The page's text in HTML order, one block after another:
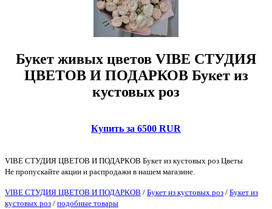
Букет живых цветов VIBE СТУДИЯ
ЦВЕТОВ И ПОДАРКОВ Букет из
кустовых роз
Купить за 6500 RUR
VIBE СТУДИЯ ЦВЕТОВ И ПОДАРКОВ Букет из кустовых роз Цветы
Не пропускайте акции и распродажи в нашем магазине.
VIBE СТУДИЯ ЦВЕТОВ И ПОДАРКОВ / Букет из кустовых роз / Букет из
кустовых роз / подобные товары